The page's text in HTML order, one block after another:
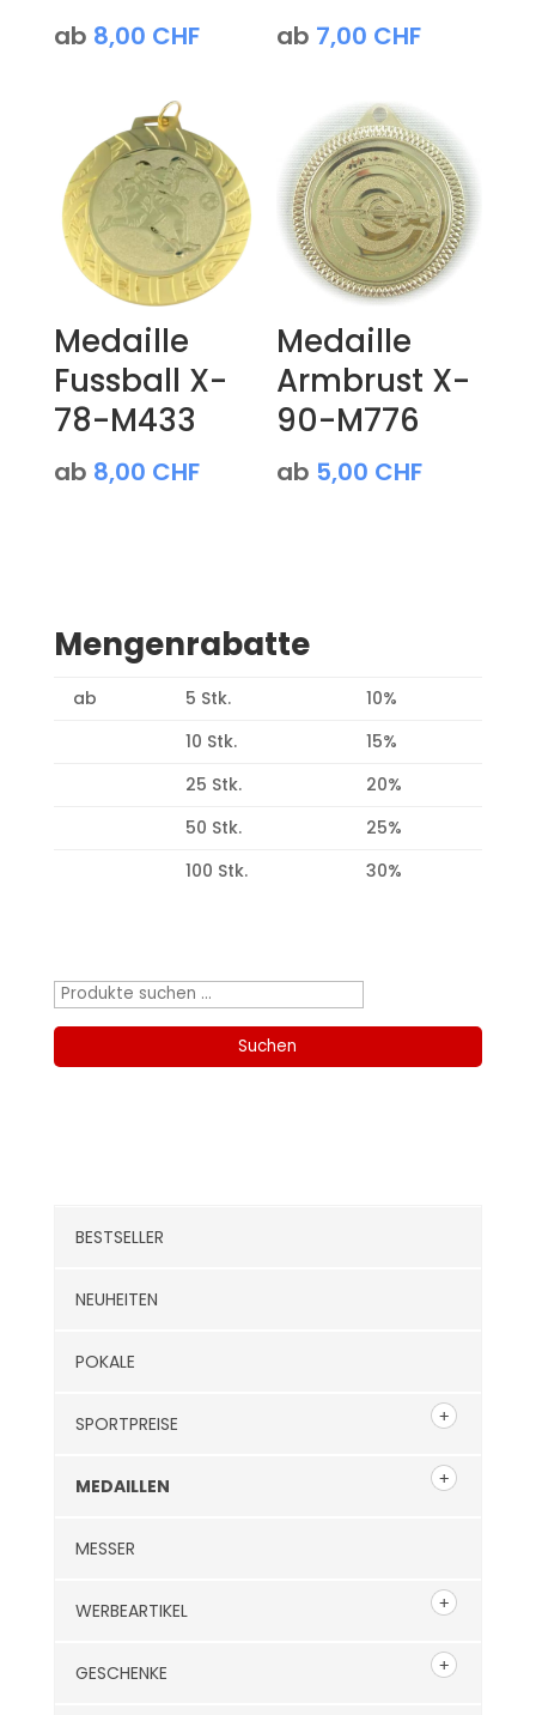
ab 8,00 CHF ab 7,00 CHF
Medaille
Fussball X-
78-M433
ab 8,00 CHF
Medaille
Armbrust X-
90-M776
ab 5,00 CHF
Mengenrabatte
ab 5 Stk.
10%
10 Stk.
15%
25 Stk.
20%
50 Stk.
25%
100 Stk.
30%
Suchen
Suchen
BESTSELLER
NEUHEITEN
POKALE
SPORTPREISE
MEDAILLEN
MESSER
WERBEARTIKEL
GESCHENKE